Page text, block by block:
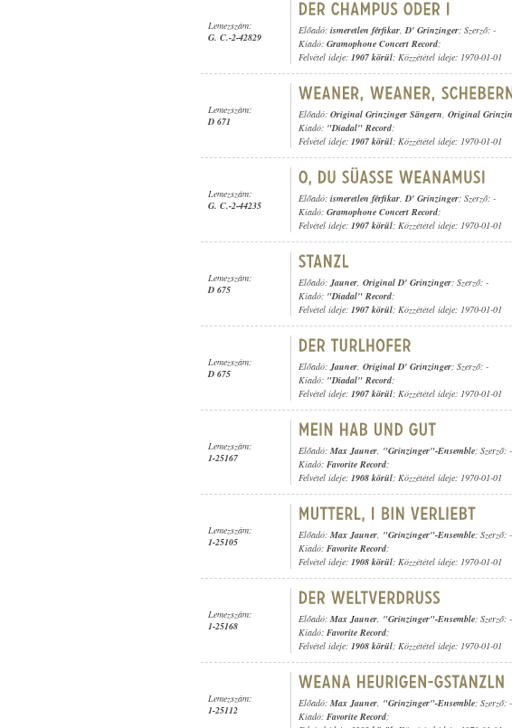
Lemezszám:
G. C.-2-42829
Előadó: ismeretlen férfikar,D' Grinzinger; Szerző: -
Kiadó: Gramophone Concert Record;
Felvétel ideje: 1907 körül; Közzététel ideje: 1970-01-01
Lemezszám:
D 671
Előadó: Original Grinzinger Sängern, Original
Kiadó: "Diadal" Record;
Felvétel ideje: 1907 körül; Közzététel ideje: 1970-01-01
Lemezszám:
G. C.-2-44235
Előadó: ismeretlen férfikar,D' Grinzinger; Szerző: -
Kiadó: Gramophone Concert Record;
Felvétel ideje: 1907 körül; Közzététel ideje: 1970-01-01
Lemezszám:
D 675
Előadó:Jauner, Original D' Grinzinger; Szerző: -
Kiadó: "Diadal" Record;
Felvétel ideje: 1907 körül; Közzététel ideje: 1970-01-01
Lemezszám:
D 675
Előadó:Jauner, Original D' Grinzinger; Szerző: -
Kiadó: "Diadal" Record;
Felvétel ideje: 1907 körül; Közzététel ideje: 1970-01-01
Lemezszám:
1-25167
Előadó: Max Jauner, "Grinzinger"-Ensemble; Szerző: -
Kiadó: Favorite Record;
Felvétel ideje: 1908 körül; Közzététel ideje: 1970-01-01
Lemezszám:
1-25105
Előadó: Max Jauner, "Grinzinger"-Ensemble; Szerző: -
Kiadó: Favorite Record;
Felvétel ideje: 1908 körül; Közzététel ideje: 1970-01-01
Lemezszám:
1-25168
Előadó: Max Jauner, "Grinzinger"-Ensemble; Szerző: -
Kiadó: Favorite Record;
Felvétel ideje: 1908 körül; Közzététel ideje: 1970-01-01
Lemezszám:
1-25112
Előadó: Max Jauner, "Grinzinger"-Ensemble; Szerző: -
Kiadó: Favorite Record;